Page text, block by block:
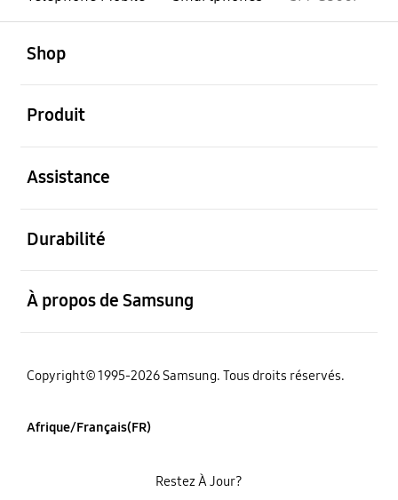
Shop
Produit
Assistance
Durabilité
À propos de Samsung
Copyright© 1995-2026 Samsung. Tous droits réservés.
Afrique/Français(FR)
Restez À Jour?